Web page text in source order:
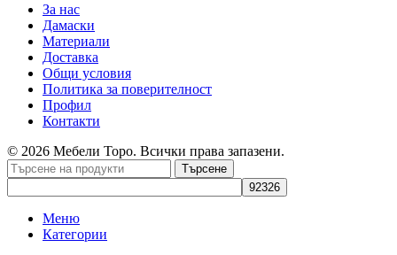
За нас
Дамаски
Материали
Доставка
Общи условия
Политика за поверителност
Профил
Контакти
© 2026 Мебели Торо. Всички права запазени.
Търсене
Меню
Категории